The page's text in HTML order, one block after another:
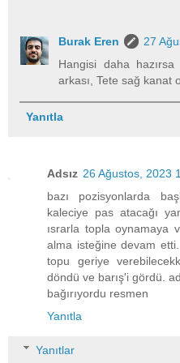
Burak Eren
27
Hangisi daha
arkası, Tete sağ kanat
Yanıtla
Adsız 26 Ağustos, 2023
bazı pozisyonlarda
kaleciye pas atacağı
ısrarla topla oynamaya
alma isteğine devam
topu geriye
döndü ve barış'i gördü.
bağırıyordu resmen
Yanıtla
Yanıtlar